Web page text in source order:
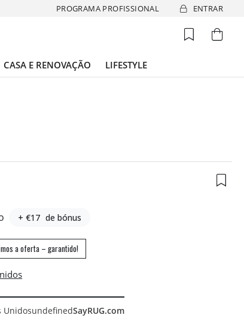
PROGRAMA PROFISSIONAL ENTRAR
CASA E RENOVAÇÃO LIFESTYLE
+ €17 de bónus
a oferta – garantido!
UnidosundefinedSayRUG.com